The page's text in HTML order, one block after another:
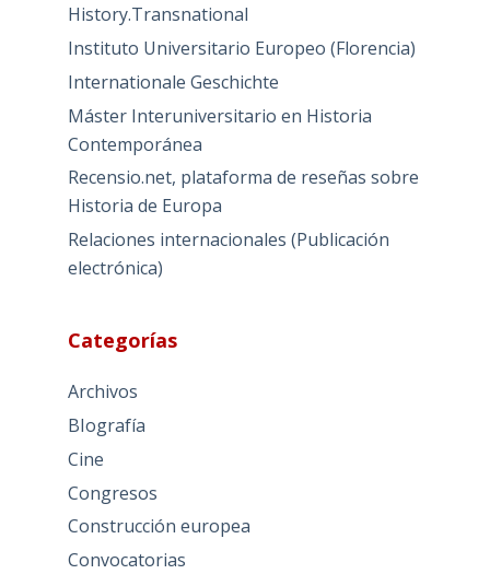
History.Transnational
Instituto Universitario Europeo (Florencia)
Internationale Geschichte
Máster Interuniversitario en Historia
Contemporánea
Recensio.net, plataforma de reseñas sobre
Historia de Europa
Relaciones internacionales (Publicación
electrónica)
Categorías
Archivos
BIografía
Cine
Congresos
Construcción europea
Convocatorias